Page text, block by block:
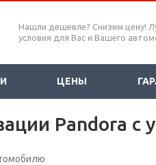
Нашли дешевле? Снизим цену!
условия для Вас и Вашего
ЦЕНЫ
Pandora